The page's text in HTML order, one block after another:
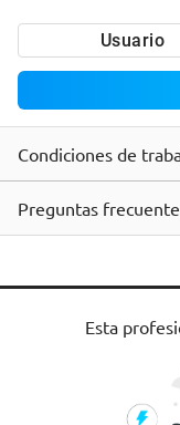
Usuario
Condiciones de
Preguntas
Esta